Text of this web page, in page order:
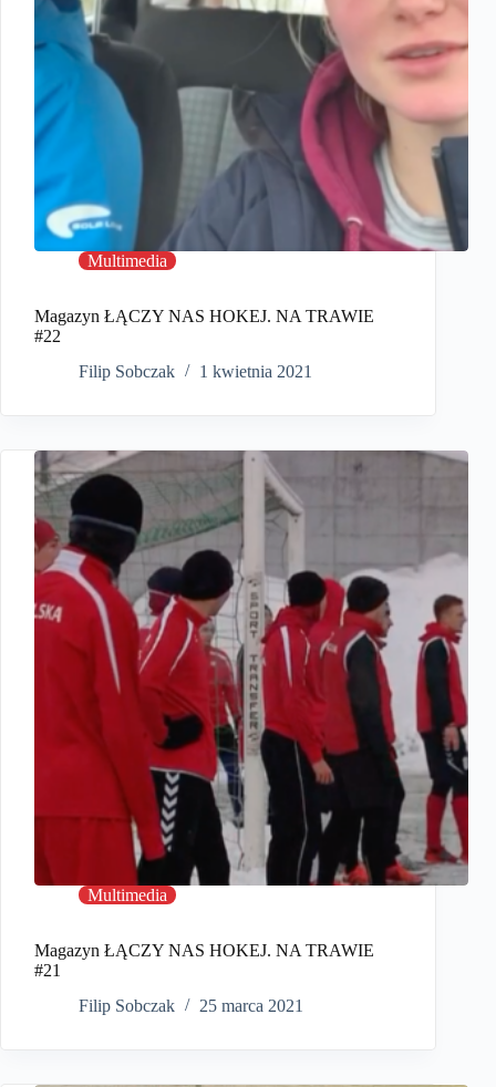
Multimedia
Magazyn ŁĄCZY NAS HOKEJ. NA TRAWIE
#22
Filip Sobczak
1 kwietnia 2021
Multimedia
Magazyn ŁĄCZY NAS HOKEJ. NA TRAWIE
#21
Filip Sobczak
25 marca 2021